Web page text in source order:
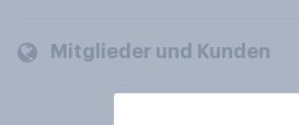
Mitglieder und Kunden